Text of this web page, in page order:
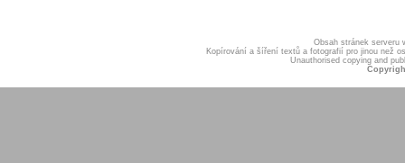
Obsah stránek serveru
Kopírování a šíření textů a fotografií pro jinou než
Unauthorised copying and